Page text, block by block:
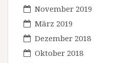
November 2019
März 2019
Dezember 2018
Oktober 2018